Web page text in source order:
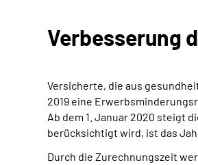
Verbesserung
Versicherte, die aus
2019 eine
Ab dem 1. Januar 2020 steigt
berücksichtigt wird, ist das
Durch die Zurechnungszeit